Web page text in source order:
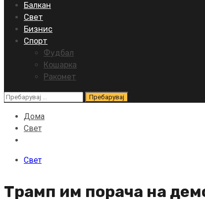
Балкан
Свет
Бизнис
Спорт
Фудбал
Кошарка
Ракомет
Пребарувај
Дома
Свет
Свет
Трамп им порача на